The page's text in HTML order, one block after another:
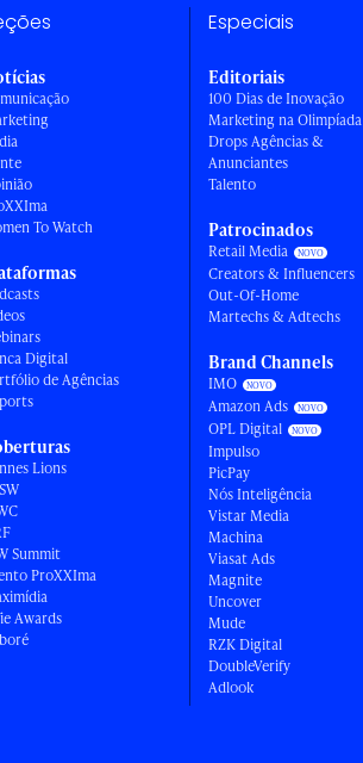
To Watch
Digital
de Agências
Lions
Summit
ProXXIma
Awards
Especiais
Editoriais
100 Dias de Inovação
Marketing na Olimpíada
Drops Agências &
Anunciantes
Talento
Patrocinados
Retail Media
Creators & Influencers
Out-Of-Home
Martechs & Adtechs
Brand Channels
IMO
Amazon Ads
OPL Digital
Impulso
PicPay
Nós Inteligência
Vistar Media
Machina
Viasat Ads
Magnite
Uncover
Mude
RZK Digital
DoubleVerify
Adlook